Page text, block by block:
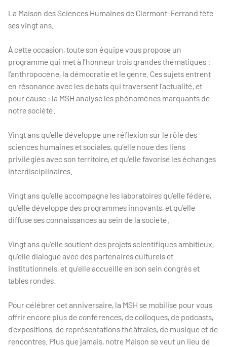
La Maison des Sciences Humaines de Clermont-Ferrand fête
ses vingt ans.
À cette occasion, toute son équipe vous propose un
programme qui met à l’honneur trois grandes thématiques :
l’anthropocène, la démocratie et le genre. Ces sujets entrent
en résonance avec les débats qui traversent l’actualité, et
pour cause : la MSH analyse les phénomènes marquants de
notre société.
Vingt ans qu’elle développe une réflexion sur le rôle des
sciences humaines et sociales, qu’elle noue des liens
privilégiés avec son territoire, et qu’elle favorise les échanges
interdisciplinaires.
Vingt ans qu’elle accompagne les laboratoires qu’elle fédère,
qu’elle développe des programmes innovants, et qu’elle
diffuse ses connaissances au sein de la société.
Vingt ans qu’elle soutient des projets scientifiques ambitieux,
qu’elle dialogue avec des partenaires culturels et
institutionnels, et qu’elle accueille en son sein congrès et
tables rondes.
Pour célébrer cet anniversaire, la MSH se mobilise pour vous
offrir encore plus de conférences, de colloques, de podcasts,
d’expositions, de représentations théâtrales, de musique et de
rencontres. Plus que jamais, notre Maison se veut un lieu de